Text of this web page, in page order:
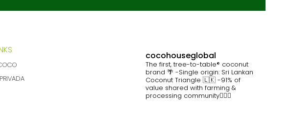
cocohouseglobal
The first, tree-to-table® coconut
brand 🌴 -Single origin: Sri Lankan
Coconut Triangle 🇱🇰 -91% of
value shared with farming &
processing community👷🏽‍♀️